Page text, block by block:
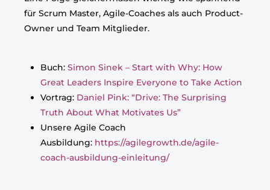
für Scrum Master, Agile-Coaches als auch Product-
Owner und Team Mitglieder.
Buch: Simon Sinek – Start with Why: How
Great Leaders Inspire Everyone to Take Action
Vortrag: Daniel Pink: “Drive: The Surprising
Truth About What Motivates Us”
Unsere Agile Coach
Ausbildung: https://agilegrowth.de/agile-
coach-ausbildung-einleitung/